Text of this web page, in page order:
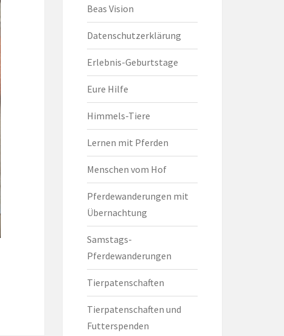
Beas Vision
Datenschutzerklärung
Erlebnis-Geburtstage
Eure Hilfe
Himmels-Tiere
Lernen mit Pferden
Menschen vom Hof
Pferdewanderungen mit
Übernachtung
Samstags-
Pferdewanderungen
Tierpatenschaften
Tierpatenschaften und
Futterspenden